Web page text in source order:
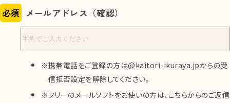
必須 メールアドレス（確認）
携帯電話をご登録の方は@kaitori-ikuraya.jpからの受
信拒否設定を解除してください。
フリーのメールソフトをお使いの方は、こちらからのご返信